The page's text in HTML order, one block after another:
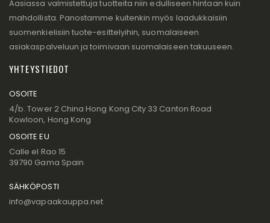
Aasiassa valmistettuja tuotteita niin edulliseen hintaan kuin
mahdollista. Panostamme kuitenkin myös laadukkaisiin
suomenkielisiin tuote-esittelyihin, suomalaiseen
asiakaspalveluun ja toimivaan suomalaiseen takuuseen.
YHTEYSTIEDOT
OSOITE
4/b. Tower 2 China Hong Kong City 33 Canton Road
Kowloon, Hong Kong
OSOITE EU
Calle el Rao 15
39790 Gama Spain
SÄHKÖPOSTI
info@vapaakauppa.net